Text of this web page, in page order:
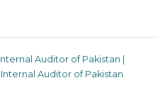
Auditor of Pakistan |
Auditor of Pakistan